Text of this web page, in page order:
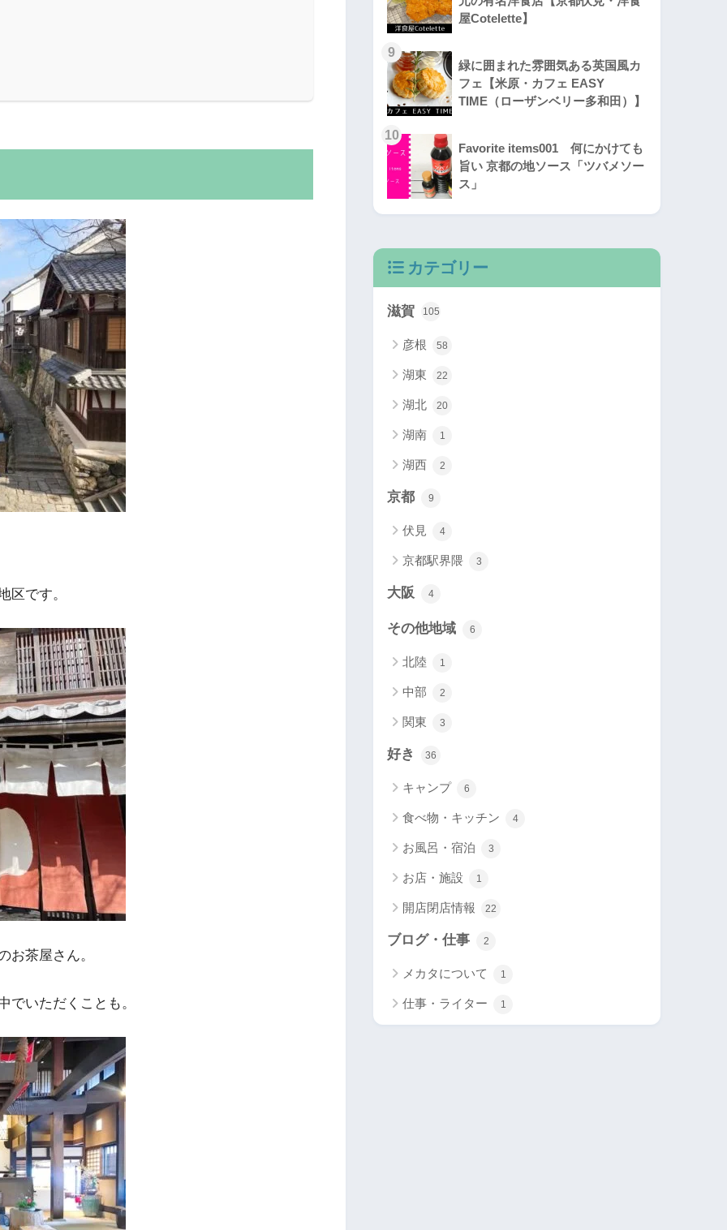
区です。
お茶屋さん。
でいただくことも。
屋Cotelette】
9
緑に囲まれた雰囲気ある英国風カ
フェ【米原・カフェ EASY
TIME（ローザンベリー多和田）】
10
Favorite items001 何にかけても
旨い 京都の地ソース「ツバメソー
ス」
カテゴリー
滋賀 105
彦根 58
湖東 22
湖北 20
湖南 1
湖西 2
京都 9
伏見 4
京都駅界隈 3
大阪 4
その他地域 6
北陸 1
中部 2
関東 3
好き 36
キャンプ 6
食べ物・キッチン 4
お風呂・宿泊 3
お店・施設 1
開店閉店情報 22
ブログ・仕事 2
メカタについて 1
仕事・ライター 1